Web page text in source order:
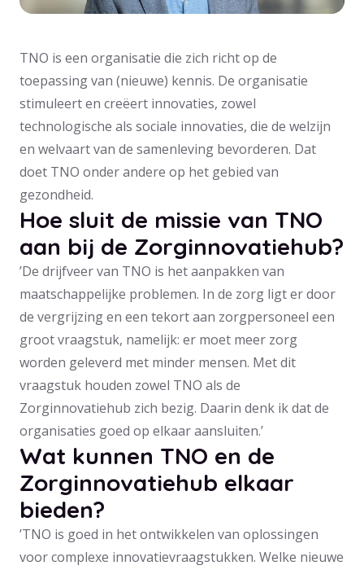
TNO is een organisatie die zich richt op de
toepassing van (nieuwe) kennis. De organisatie
stimuleert en creëert innovaties, zowel
technologische als sociale innovaties, die de welzijn
en welvaart van de samenleving bevorderen. Dat
doet TNO onder andere op het gebied van
gezondheid.
Hoe sluit de missie van TNO
aan bij de Zorginnovatiehub?
’De drijfveer van TNO is het aanpakken van
maatschappelijke problemen. In de zorg ligt er door
de vergrijzing en een tekort aan zorgpersoneel een
groot vraagstuk, namelijk: er moet meer zorg
worden geleverd met minder mensen. Met dit
vraagstuk houden zowel TNO als de
Zorginnovatiehub zich bezig. Daarin denk ik dat de
organisaties goed op elkaar aansluiten.’
Wat kunnen TNO en de
Zorginnovatiehub elkaar
bieden?
’TNO is goed in het ontwikkelen van oplossingen
voor complexe innovatievraagstukken. Welke nieuwe